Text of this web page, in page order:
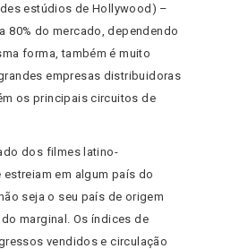
estúdios de Hollywood) –
80% do mercado, dependendo
forma, também é muito
empresas distribuidoras
os principais circuitos de
dos filmes latino-
estreiam em algum país do
seja o seu país de origem
marginal. Os índices de
vendidos e circulação